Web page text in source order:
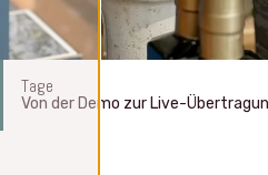
Tage
Von der Demo zur Live-